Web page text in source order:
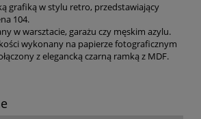
grafiką w stylu retro, przedstawiający
104.
w warsztacie, garażu czy męskim azylu.
wykonany na papierze fotograficznym
z elegancką czarną ramką z MDF.